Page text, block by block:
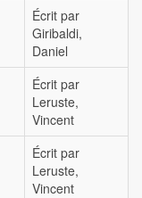
Écrit par
Giribaldi,
Daniel
Écrit par
Leruste,
Vincent
Écrit par
Leruste,
Vincent